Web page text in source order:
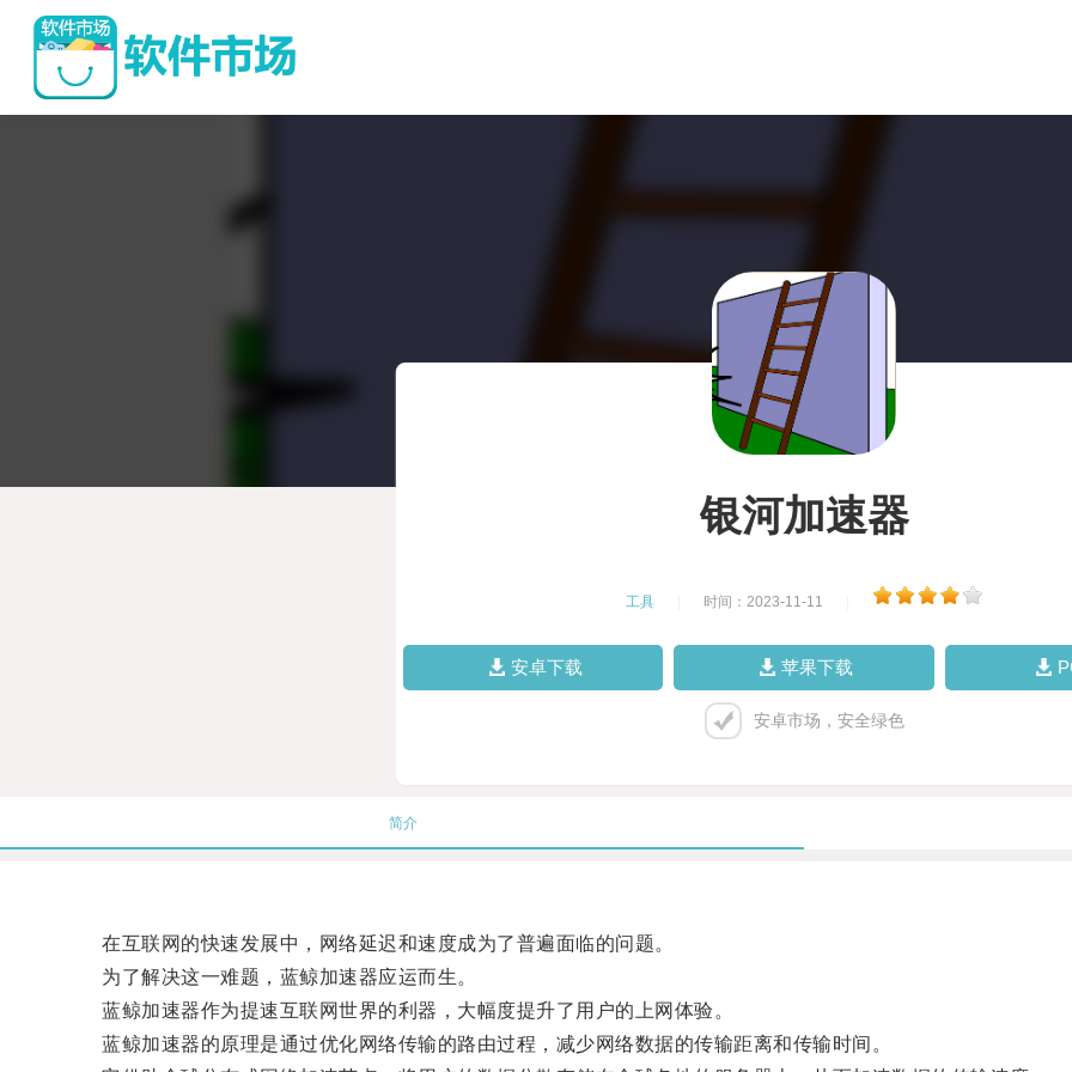
银河加速器
工具 时间：2023-11-11
安卓下载 苹果下载
安卓市场，安全绿色
简介
在互联网的快速发展中，网络延迟和速度成为了普遍面临的问题。
为了解决这一难题，蓝鲸加速器应运而生。
蓝鲸加速器作为提速互联网世界的利器，大幅度提升了用户的上网体验。
蓝鲸加速器的原理是通过优化网络传输的路由过程，减少网络数据的传输距离和传输时间。